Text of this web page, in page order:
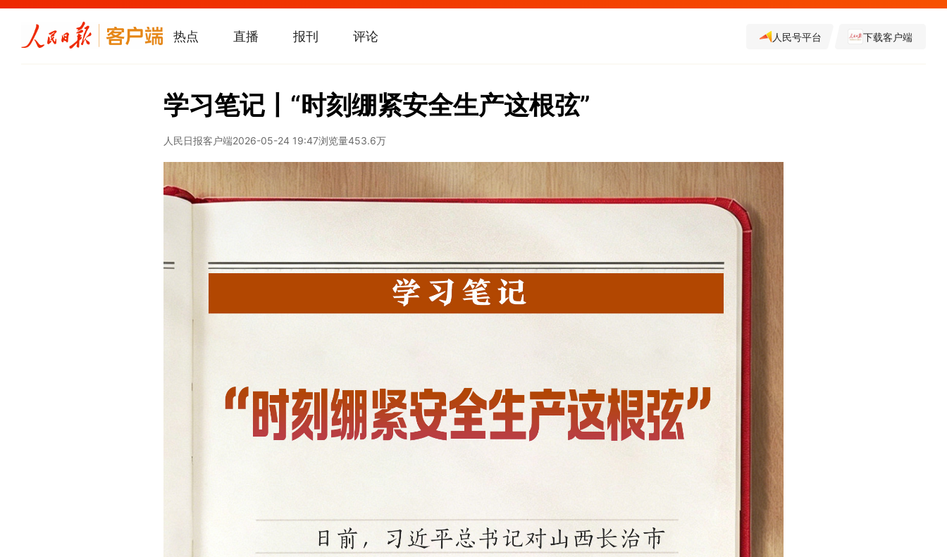
热点 直播 报刊 评论 人民号平台 下载客户端
学习笔记丨“时刻绷紧安全生产这根弦”
人民日报客户端2026-05-24 19:47浏览量453.6万